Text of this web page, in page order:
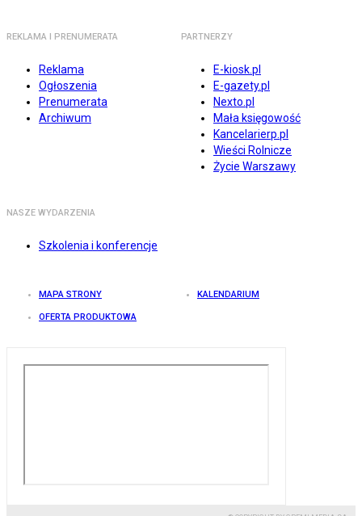
REKLAMA I PRENUMERATA
Reklama
Ogłoszenia
Prenumerata
Archiwum
PARTNERZY
E-kiosk.pl
E-gazety.pl
Nexto.pl
Mała księgowość
Kancelarierp.pl
Wieści Rolnicze
Życie Warszawy
NASZE WYDARZENIA
Szkolenia i konferencje
MAPA STRONY KALENDARIUM
OFERTA PRODUKTOWA